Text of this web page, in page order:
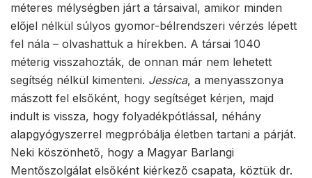
méteres mélységben járt a társaival, amikor minden
előjel nélkül súlyos gyomor-bélrendszeri vérzés lépett
fel nála – olvashattuk a hírekben. A társai 1040
méterig visszahozták, de onnan már nem lehetett
segítség nélkül kimenteni. Jessica, a menyasszonya
mászott fel elsőként, hogy segítséget kérjen, majd
indult is vissza, hogy folyadékpótlással, néhány
alapgyógyszerrel megpróbálja életben tartani a párját.
Neki köszönhető, hogy a Magyar Barlangi
Mentőszolgálat elsőként kiérkező csapata, köztük dr.